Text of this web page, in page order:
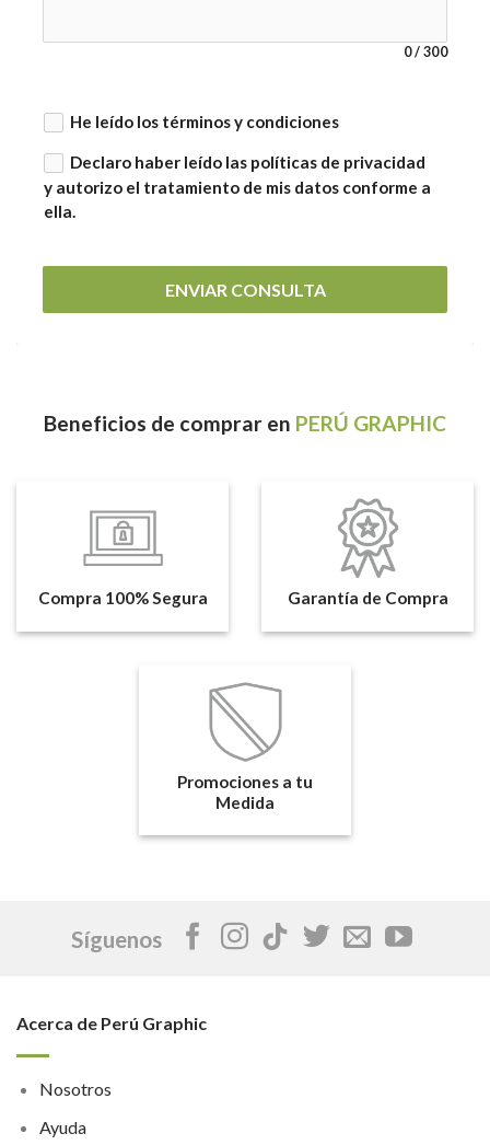
0/ 300
He leído los términos y condiciones
Declaro haber leído las políticas de privacidad
y autorizo el tratamiento de mis datos conforme a
ella.
ENVIAR CONSULTA
Beneficios de comprar en PERÚ GRAPHIC
Compra 100% Segura Garantía de Compra
Promociones a tu
Medida
Síguenos
Acerca de Perú Graphic
Nosotros
Ayuda